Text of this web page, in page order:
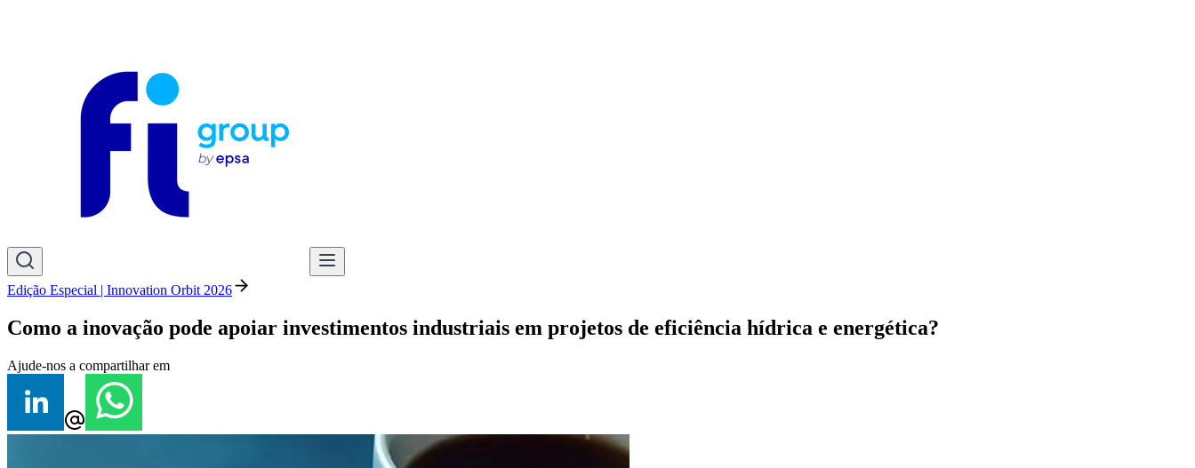
Edição Especial | Innovation Orbit 2026
Como a inovação pode apoiar investimentos industriais em projetos de eficiência hídrica e energética?
Ajude-nos a compartilhar em